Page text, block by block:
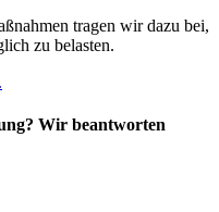
tragen wir dazu bei,
zu belasten.
Wir beantworten